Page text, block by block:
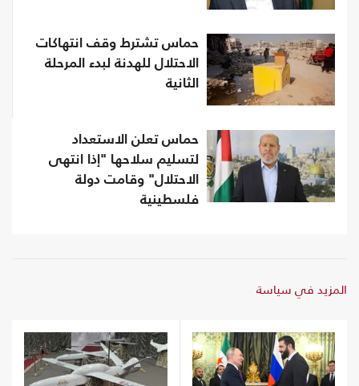
حماس تشترط وقف انتهاكات
الاحتلال للهدنة لبدء المرحلة
الثانية
حماس تعلن الاستعداد
لتسليم سلاحها "إذا انتهى
الاحتلال" وقامت دولة
فلسطينية
المزيد في سياسة